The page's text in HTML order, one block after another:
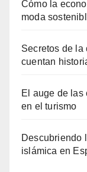
Cómo la
moda
Secretos de la
cuentan
El auge de las
en el turismo
Descubriendo
islámica en